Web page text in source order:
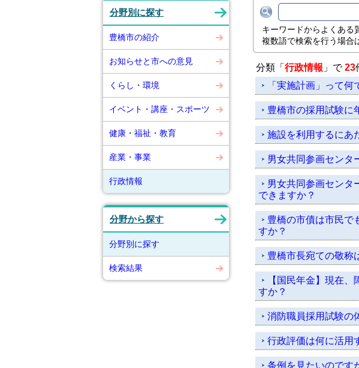
分野別に探す
豊橋市の紹介
お知らせと市への意見
くらし・環境
イベント・講座・スポーツ
健康・福祉・教育
産業・事業
行政情報
分野から探す
分野別に探す
検索結果
キーワードからよくある
複数語で検索を行う場合
分類「 行政情報 」で23
「実施計画」って何
豊橋市の採用試験に
施設を利用するにあ
男女共同参画センタ
男女共同参画センタ
できますか？
豊橋の市債は市民で
すか？
豊橋市長宛ての敬称
【国民年金】現在
すか？
消防職員採用試験の
行政評価は何に活用
条例を見たいのです